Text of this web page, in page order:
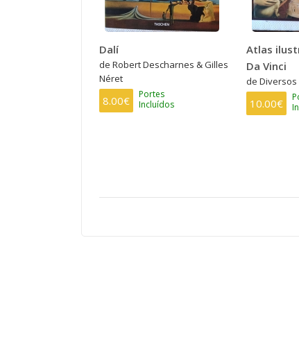
Dalí
de Robert Descharnes & Gilles
Néret
8.00€
Portes
Incluídos
Atlas
Da Vinci
de Diversos
10.00€